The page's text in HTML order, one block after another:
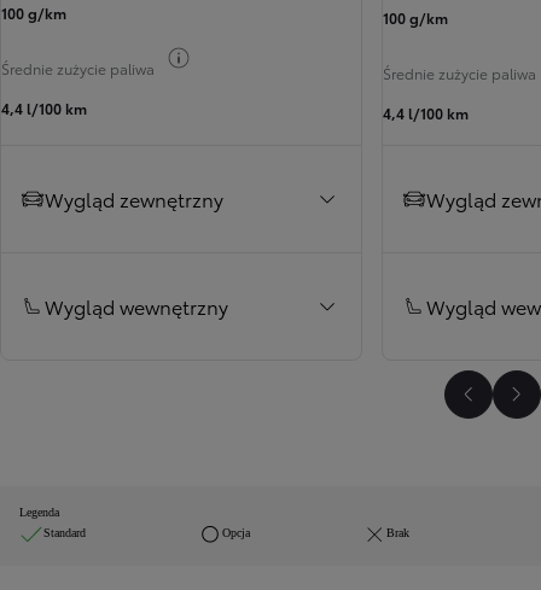
100 g/km
Średnie zużycie paliwa
4,4 l/100 km
Wygląd zewnętrzny
Wygląd wewnętrzny
100 g/km
Średnie zużycie paliwa
4,4 l/100 km
Wygląd
Wygląd
Legenda
Standard
Opcja Brak